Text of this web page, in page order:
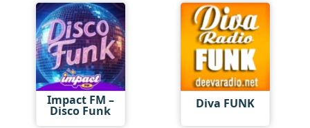
Impact FM –
Disco Funk Diva FUNK